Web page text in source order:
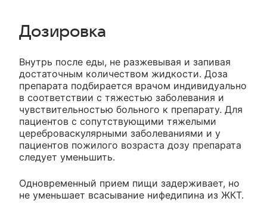
Дозировка
Внутрь после еды, не разжевывая и запивая
достаточным количеством жидкости. Доза
препарата подбирается врачом индивидуально
в соответствии с тяжестью заболевания и
чувствительностью больного к препарату. Для
пациентов с сопутствующими тяжелыми
цереброваскулярными заболеваниями и у
пациентов пожилого возраста дозу препарата
следует уменьшить.
Одновременный прием пищи задерживает, но
не уменьшает всасывание нифедипина из ЖКТ.